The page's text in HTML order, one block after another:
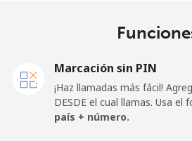
⁦39.5¢⁩ 25
Marcación sin PIN
¡Haz llamadas más fácil!
DESDE el cual llamas. Usa el
país + número.